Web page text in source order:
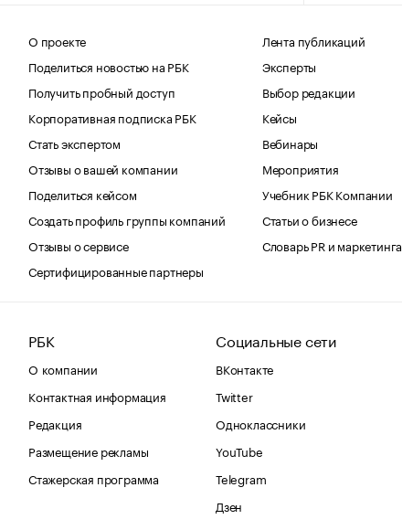
О проекте
Поделиться новостью на РБК
Получить пробный доступ
Корпоративная подписка РБК
Стать экспертом
Отзывы о вашей компании
Поделиться кейсом
Создать профиль группы компаний
Отзывы о сервисе
Сертифицированные партнеры
Лента публикаций
Эксперты
Выбор редакции
Кейсы
Вебинары
Мероприятия
Учебник РБК Компании
Статьи о бизнесе
Словарь PR и маркетинга
РБК
О компании
Контактная информация
Редакция
Размещение рекламы
Стажерская программа
Социальные сети
ВКонтакте
Twitter
Одноклассники
YouTube
Telegram
Дзен